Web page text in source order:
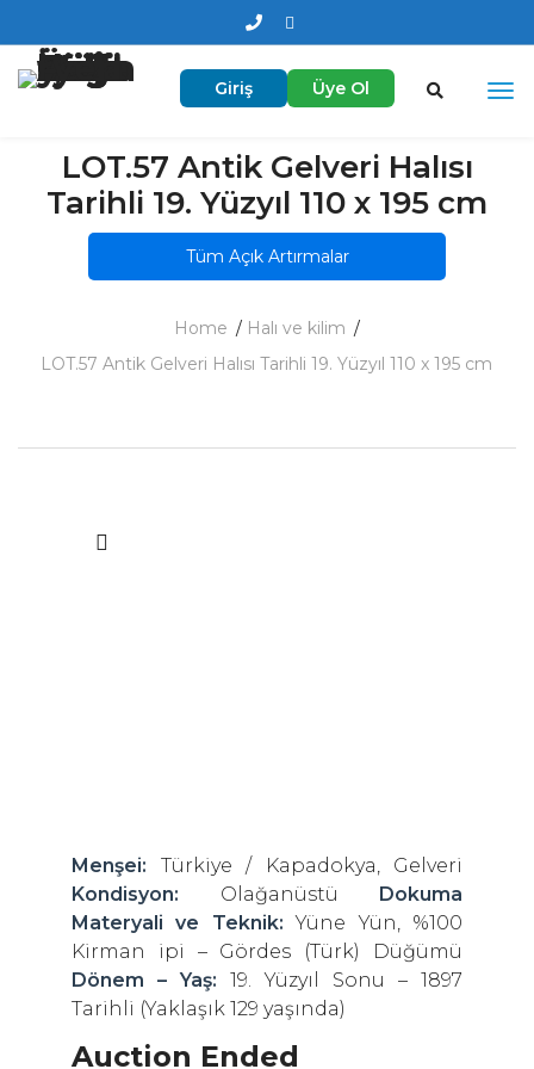
Giriş Üye Ol
LOT.57 Antik Gelveri Halısı
Tarihli 19. Yüzyıl 110 x 195 cm
Tüm Açık Artırmalar
Home
Halı ve kilim
LOT.57 Antik Gelveri Halısı Tarihli 19. Yüzyıl 110 x 195 cm
Menşei: Türkiye / Kapadokya, Gelveri
Kondisyon: Olağanüstü Dokuma
Materyali ve Teknik: Yüne Yün, %100
Kirman ipi – Gördes (Türk) Düğümü
Dönem – Yaş: 19. Yüzyıl Sonu – 1897
Tarihli (Yaklaşık 129 yaşında)
Auction Ended